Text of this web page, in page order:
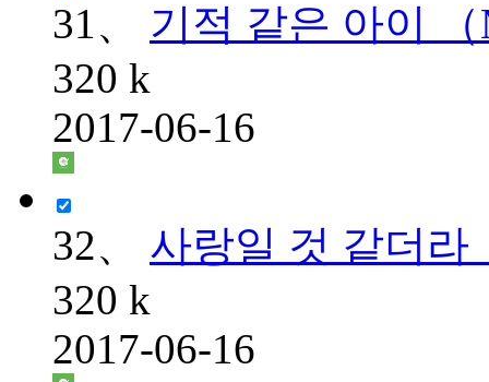
31、
기적 같은 아이
320 k
2017-06-16
32、
사랑일 것 같더라
320 k
2017-06-16